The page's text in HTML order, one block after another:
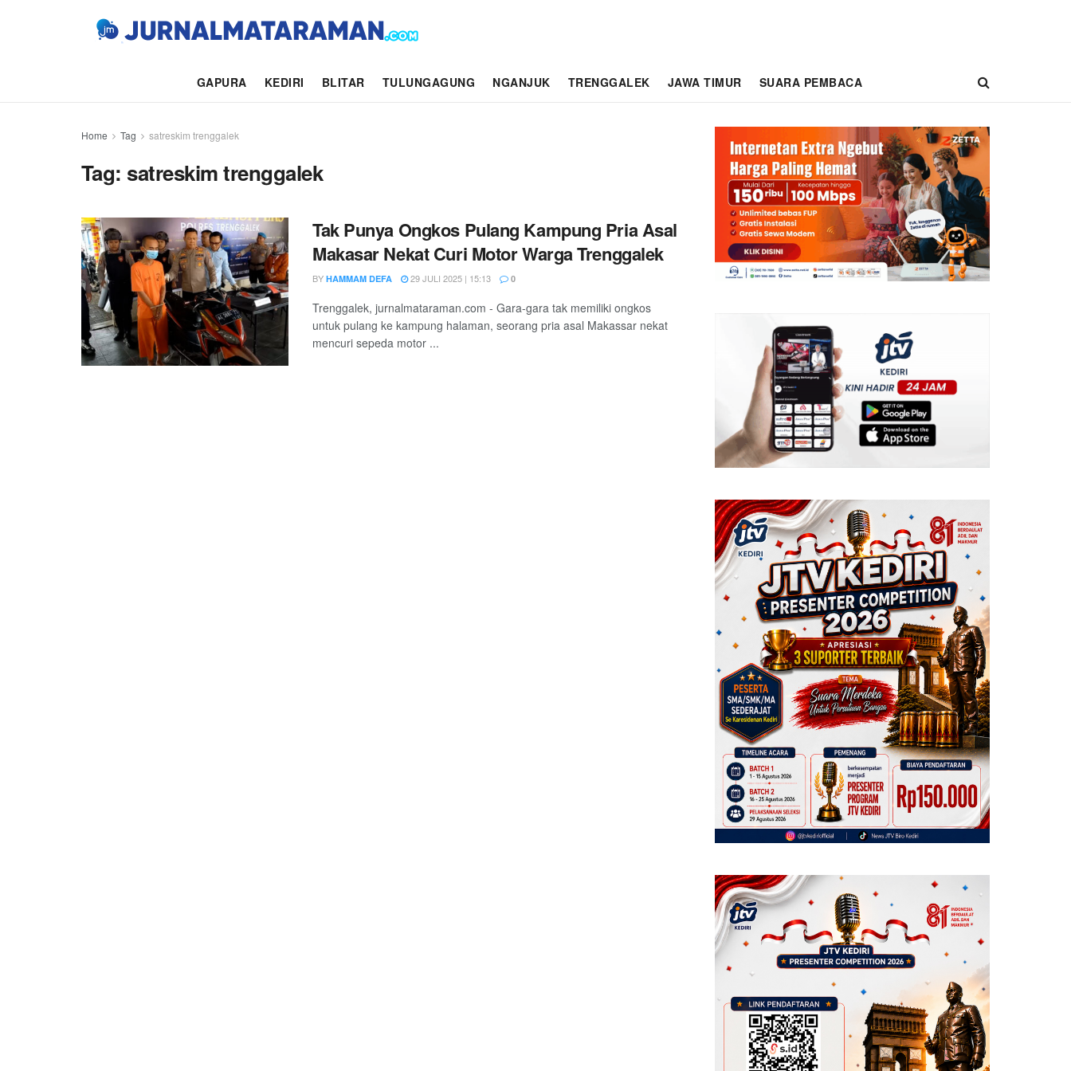
GAPURA KEDIRI BLITAR TULUNGAGUNG NGANJUK TRENGGALEK JAWA TIMUR SUARA PEMBACA
Home Tag satreskim trenggalek
Tag: satreskim trenggalek
Tak Punya Ongkos Pulang Kampung Pria Asal
Makasar Nekat Curi Motor Warga Trenggalek
BY HAMMAM DEFA 29 JULI 2025 | 15:13 0
Trenggalek, jurnalmataraman.com - Gara-gara tak memiliki ongkos
untuk pulang ke kampung halaman, seorang pria asal Makassar nekat
mencuri sepeda motor ...